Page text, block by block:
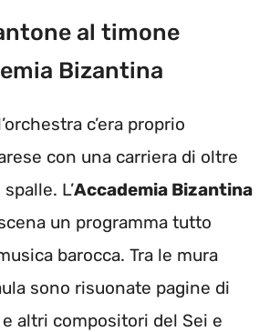
al timone
Bizantina
c’era proprio
con una carriera di oltre
L’Accademia Bizantina
un programma tutto
barocca. Tra le mura
sono risuonate pagine di
e altri compositori del Sei e